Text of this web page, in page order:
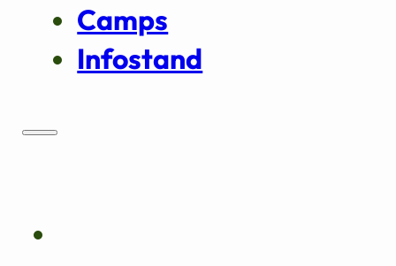
Camps
Infostand